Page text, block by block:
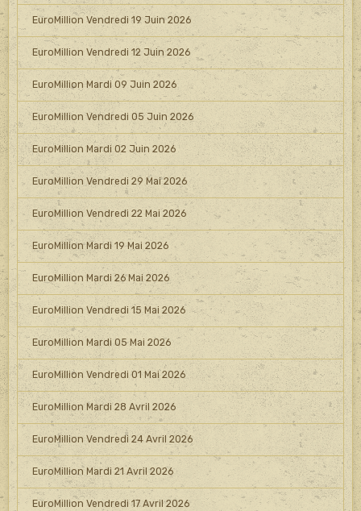
EuroMillion Vendredi 19 Juin 2026
EuroMillion Vendredi 12 Juin 2026
EuroMillion Mardi 09 Juin 2026
EuroMillion Vendredi 05 Juin 2026
EuroMillion Mardi 02 Juin 2026
EuroMillion Vendredi 29 Mai 2026
EuroMillion Vendredi 22 Mai 2026
EuroMillion Mardi 19 Mai 2026
EuroMillion Mardi 26 Mai 2026
EuroMillion Vendredi 15 Mai 2026
EuroMillion Mardi 05 Mai 2026
EuroMillion Vendredi 01 Mai 2026
EuroMillion Mardi 28 Avril 2026
EuroMillion Vendredi 24 Avril 2026
EuroMillion Mardi 21 Avril 2026
EuroMillion Vendredi 17 Avril 2026